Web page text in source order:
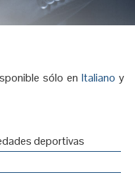
sólo enItaliano y
deportivas